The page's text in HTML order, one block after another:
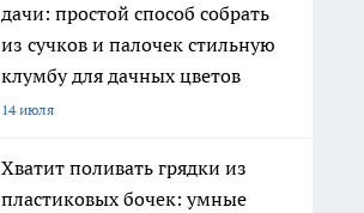
дачи: простой способ собрать
из сучков и палочек стильную
клумбу для дачных цветов
14 июля
Хватит поливать грядки из
пластиковых бочек: умные